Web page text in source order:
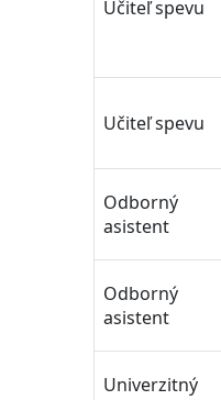
Učiteľ spevu
Učiteľ spevu
Odborný
asistent
Odborný
asistent
Univerzitný